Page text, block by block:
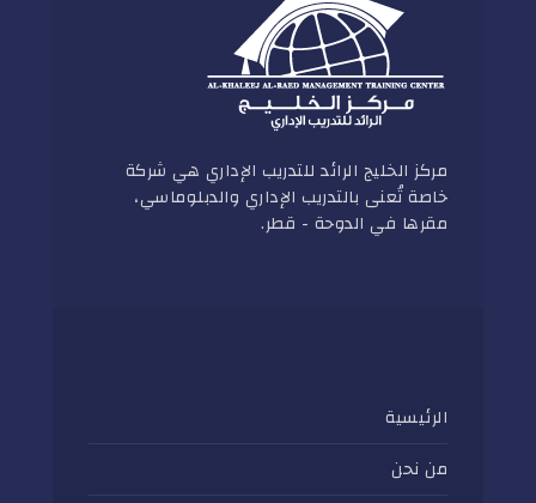
مركز الخليج الرائد للتدريب الإداري هي شركة
خاصة تُعنى بالتدريب الإداري والدبلوماسي،
مقرها في الدوحة - قطر.
الرئيسية
من نحن